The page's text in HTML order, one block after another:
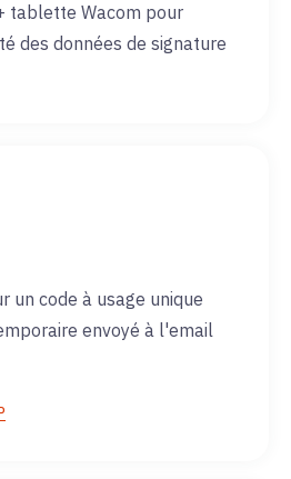
tablette Wacom pour
des données de signature
un code à usage unique
envoyé à l'email